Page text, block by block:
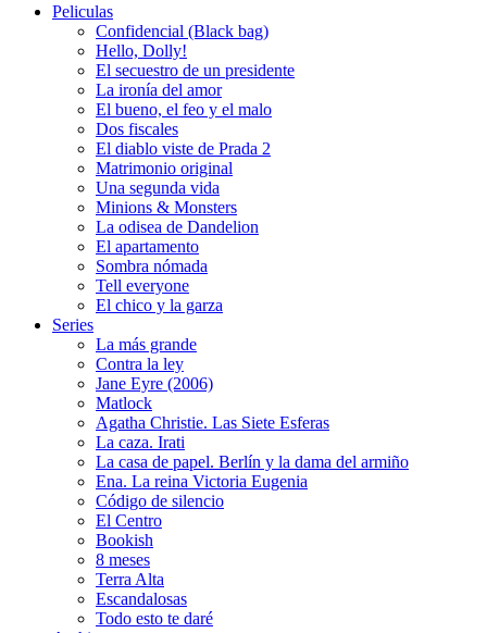
Peliculas
Confidencial (Black bag)
Hello, Dolly!
El secuestro de un presidente
La ironía del amor
El bueno, el feo y el malo
Dos fiscales
El diablo viste de Prada 2
Matrimonio original
Una segunda vida
Minions & Monsters
La odisea de Dandelion
El apartamento
Sombra nómada
Tell everyone
El chico y la garza
Series
La más grande
Contra la ley
Jane Eyre (2006)
Matlock
Agatha Christie. Las Siete Esferas
La caza. Irati
La casa de papel. Berlín y la dama del armiño
Ena. La reina Victoria Eugenia
Código de silencio
El Centro
Bookish
8 meses
Terra Alta
Escandalosas
Todo esto te daré